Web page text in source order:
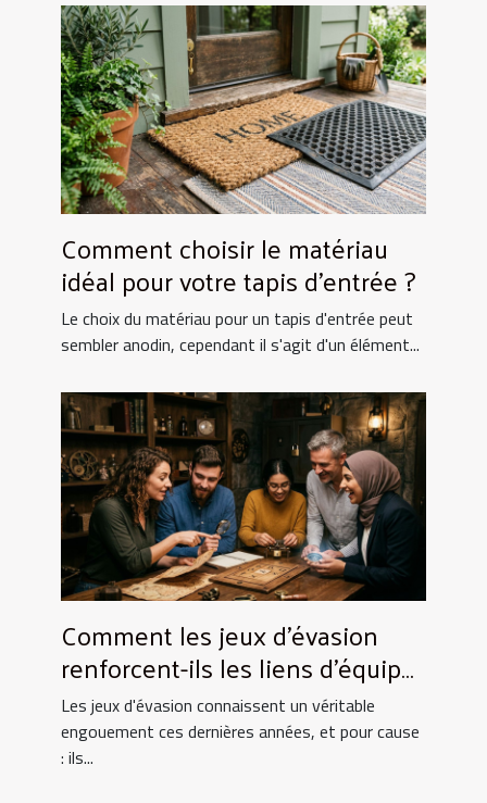
Comment choisir le matériau
idéal pour votre tapis d'entrée ?
Le choix du matériau pour un tapis d'entrée peut
sembler anodin, cependant il s'agit d'un élément...
Comment les jeux d'évasion
renforcent-ils les liens d'équipe
?
Les jeux d'évasion connaissent un véritable
engouement ces dernières années, et pour cause
: ils...